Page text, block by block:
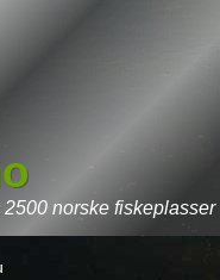
norske fiskeplasser